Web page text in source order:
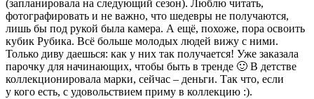
(запланировала на следующий сезон). Люблю читать,
фотографировать и не важно, что шедевры не получаются,
лишь бы под рукой была камера. А ещё, похоже, пора освоить
кубик Рубика. Всё больше молодых людей вижу с ними.
Только диву даешься: как у них так получается! Уже заказала
парочку для начинающих, чтобы быть в тренде 🙂 В детстве
коллекционировала марки, сейчас – деньги. Так что, если
у кого есть, с удовольствием приму в коллекцию :).